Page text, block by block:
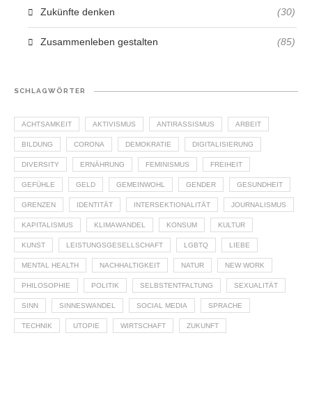
Zukünfte denken (30)
Zusammenleben gestalten (85)
SCHLAGWÖRTER
ACHTSAMKEIT AKTIVISMUS ANTIRASSISMUS ARBEIT
BILDUNG CORONA DEMOKRATIE DIGITALISIERUNG
DIVERSITY ERNÄHRUNG FEMINISMUS FREIHEIT
GEFÜHLE GELD GEMEINWOHL GENDER GESUNDHEIT
GRENZEN IDENTITÄT INTERSEKTIONALITÄT JOURNALISMUS
KAPITALISMUS KLIMAWANDEL KONSUM KULTUR
KUNST LEISTUNGSGESELLSCHAFT LGBTQ LIEBE
MENTAL HEALTH NACHHALTIGKEIT NATUR NEW WORK
PHILOSOPHIE POLITIK SELBSTENTFALTUNG SEXUALITÄT
SINN SINNESWANDEL SOCIAL MEDIA SPRACHE
TECHNIK UTOPIE WIRTSCHAFT ZUKUNFT